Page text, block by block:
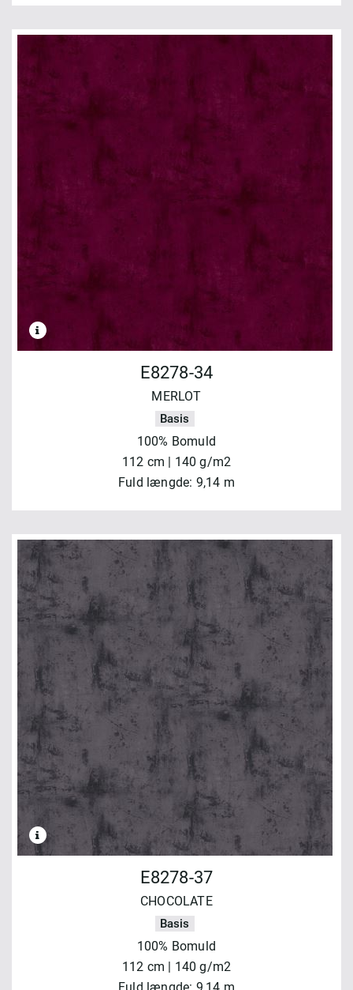
E8278-34
MERLOT
Basis
100% Bomuld
112 cm | 140 g/m2
Fuld længde: 9,14 m
E8278-37
CHOCOLATE
Basis
100% Bomuld
112 cm | 140 g/m2